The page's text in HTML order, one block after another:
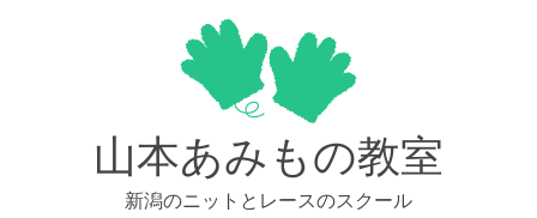
山本あみもの教室
新潟のニットとレースのスクール